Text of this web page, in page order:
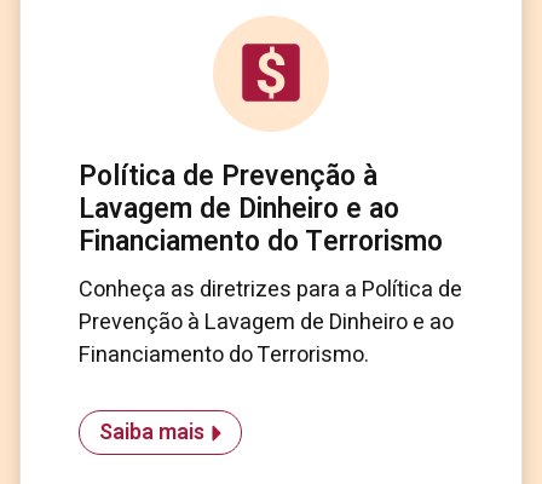
Política de Prevenção à
Lavagem de Dinheiro e ao
Financiamento do Terrorismo
Conheça as diretrizes para a Política de
Prevenção à Lavagem de Dinheiro e ao
Financiamento do Terrorismo.
Saiba mais